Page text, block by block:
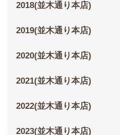
2018(並木通り本店)
2019(並木通り本店)
2020(並木通り本店)
2021(並木通り本店)
2022(並木通り本店)
2023(並木通り本店)